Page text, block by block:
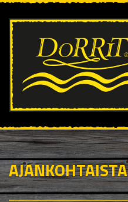
AJANKOHTAISTA